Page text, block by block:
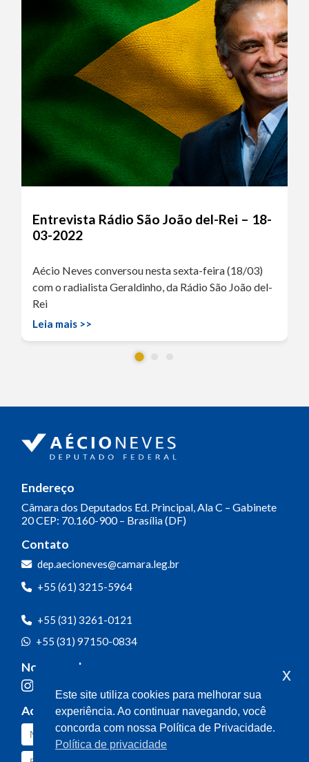
Entrevista Rádio São João del-Rei – 18-
03-2022
Aécio Neves conversou nesta sexta-feira (18/03)
com o radialista Geraldinho, da Rádio São João del-
Rei
Leia mais >>
Endereço
Câmara dos Deputados Ed. Principal, Ala C – Gabinete
20CEP: 70.160-900 – Brasília (DF)
Contato
dep.aecioneves@camara.leg.br
+55 (61) 3215-5964
+55 (31) 3261-0121
+55 (31) 97150-0834
Nossas redes
Acompanhe o meu mandato
Este site utiliza cookies para melhorar sua
experiência. Ao continuar navegando, você
concorda com nossa Política de Privacidade.
Política de privacidade
x